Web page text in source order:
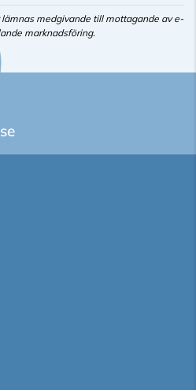
medgivande till mottagande av e-
marknadsföring.